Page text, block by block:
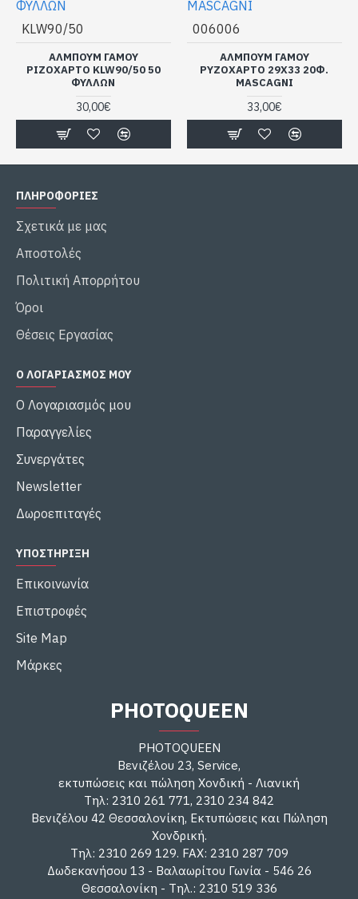
KLW90/50
ΑΛΜΠΟΥΜ ΓΑΜΟΥ
ΡΙΖΟΧΑΡΤΟ KLW90/50 50
ΦΥΛΛΩΝ
30,00€
006006
ΆΛΜΠΟΥΜ ΓΆΜΟΥ
ΡΥΖΌΧΑΡΤΟ 29Χ33 20Φ.
MASCAGNI
33,00€
ΠΛΗΡΟΦΟΡΙΕΣ
Σχετικά με μας
Αποστολές
Πολιτική Απορρήτου
Όροι
Θέσεις Εργασίας
Ο ΛΟΓΑΡΙΑΣΜΌΣ ΜΟΥ
Ο Λογαριασμός μου
Παραγγελίες
Συνεργάτες
Newsletter
Δωροεπιταγές
ΥΠΟΣΤΉΡΙΞΗ
Επικοινωνία
Επιστροφές
Site Map
Μάρκες
PHOTOQUEEN
PHOTOQUEEN
Βενιζέλου 23, Service,
εκτυπώσεις και πώληση Χονδική - Λιανική
Τηλ: 2310 261 771, 2310 234 842
Βενιζέλου 42 Θεσσαλονίκη, Εκτυπώσεις και Πώληση
Χονδρική.
Τηλ: 2310 269 129. FAX: 2310 287 709
Δωδεκανήσου 13 - Βαλαωρίτου Γωνία - 546 26
Θεσσαλονίκη - Τηλ.: 2310 519 336